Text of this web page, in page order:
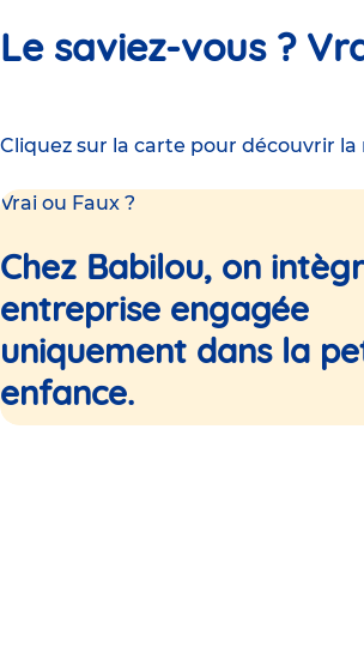
Le saviez-vous ?
Cliquez sur la carte pour découvrir la
Vrai ou Faux ?
Chez Babilou, on
entreprise engagée
uniquement dans la
enfance.
Babilou, c’est bien plus qu’un
c’est un groupe engagé
l’accompagnement familial et le
de chacun, avec des métiers variés